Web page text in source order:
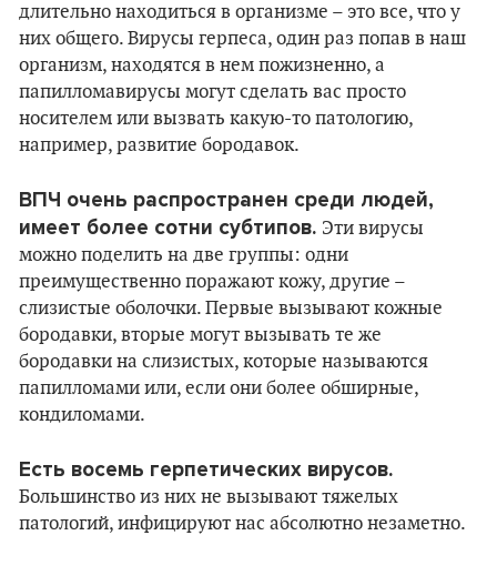
длительно находиться в организме – это все, что у
них общего. Вирусы герпеса, один раз попав в наш
организм, находятся в нем пожизненно, а
папилломавирусы могут сделать вас просто
носителем или вызвать какую-то патологию,
например, развитие бородавок.
ВПЧ очень распространен среди людей,
имеет более сотни субтипов. Эти вирусы
можно поделить на две группы: одни
преимущественно поражают кожу, другие –
слизистые оболочки. Первые вызывают кожные
бородавки, вторые могут вызывать те же
бородавки на слизистых, которые называются
папилломами или, если они более обширные,
кондиломами.
Есть восемь герпетических вирусов.
Большинство из них не вызывают тяжелых
патологий, инфицируют нас абсолютно незаметно.